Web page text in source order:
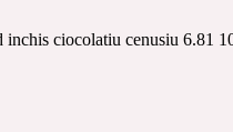
ciocolatiu cenusiu 6.81